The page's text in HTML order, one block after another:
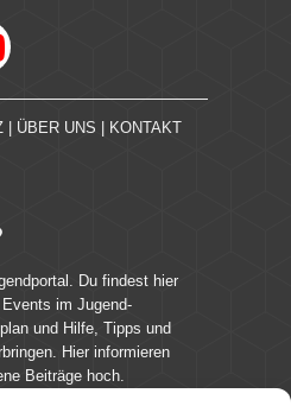
ÜBER UNS KONTAKT
Du findest hier
im Jugend-
und Hilfe, Tipps und
Hier informieren
Beiträge hoch.